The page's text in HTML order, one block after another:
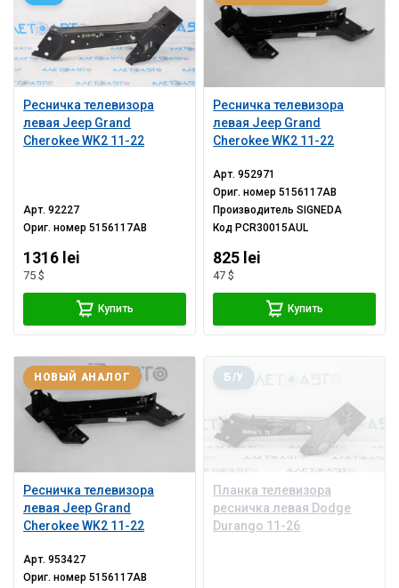
Ресничка телевизора
левая Jeep Grand
Cherokee WK2 11-22
Арт.92227
Ориг. номер5156117AB
1316 lei
75 $
Купить
Ресничка телевизора
левая Jeep Grand
Cherokee WK2 11-22
Арт.952971
Ориг. номер5156117AB
ПроизводительSIGNEDA
Код PCR30015AUL
825 lei
47 $
Купить
Ресничка телевизора
левая Jeep Grand
Cherokee WK2 11-22
НОВЫЙ АНАЛОГ
Арт.953427
Ориг. номер5156117AB
Планка телевизора
ресничка левая Dodge
Durango 11-26
Б/У